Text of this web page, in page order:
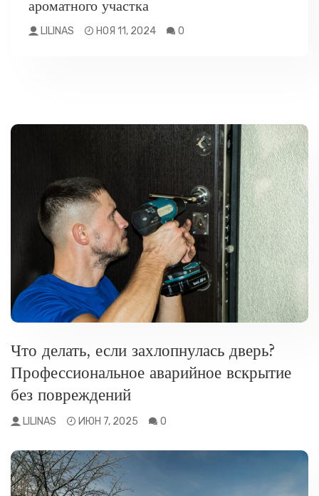
ароматного участка
LILINAS НОЯ 11, 2024 0
Что делать, если захлопнулась дверь?
Профессиональное аварийное вскрытие
без повреждений
LILINAS ИЮН 7, 2025 0